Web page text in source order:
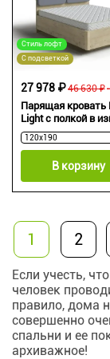
Стиль лофт
С подсветкой
Парящая кровать
Light c полкой в
46 630 ₽
27 978 ₽
В корзину
1 2
Если учесть,
человек
правило, дома
совершенно
спальни и ее
архиважное!